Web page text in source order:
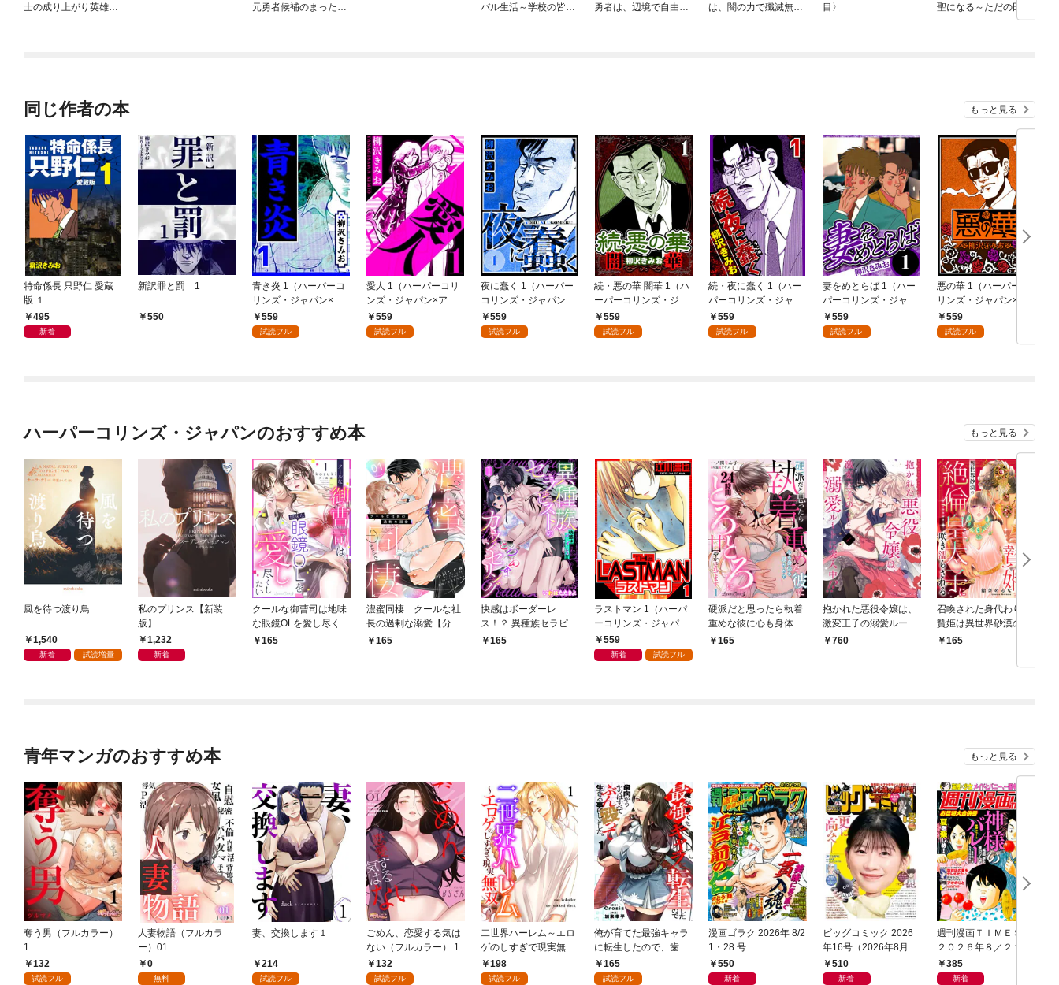
士の成り上がり英雄譚
元勇者候補のまったり
バル生活～学校の皆と
勇者は、辺境で自由に
は、闇の力で殲滅無双
目〉
聖になる～ただの田舎
の剣術師範だったの
同じ作者の本 もっと見る
特命係長 只野仁 愛蔵
版 １
495
新着
新訳罪と罰 1
550
青き炎 1（ハーパーコ
リンズ・ジャパン×ア
ルト出版）
559
試読フル
愛人 1（ハーパーコリ
ンズ・ジャパン×アル
ト出版）
559
試読フル
夜に蠢く 1（ハーパー
コリンズ・ジャパン×
アルト出版）
559
試読フル
続・悪の華 闇華 1（ハ
ーパーコリンズ・ジャ
パン×アルト出版）
559
試読フル
続・夜に蠢く 1（ハー
パーコリンズ・ジャパ
ン×アルト出版）
559
試読フル
妻をめとらば 1（ハー
パーコリンズ・ジャパ
ン×アルト出版）
559
試読フル
悪の華 1（ハーパーコ
リンズ・ジャパン×ア
ルト出版）
559
試読フル
ハーパーコリンズ・ジャパンのおすすめ本 もっと見る
風を待つ渡り鳥
1,540
新着 試読増量
私のプリンス【新装
版】
1,232
新着
クールな御曹司は地味
な眼鏡OLを愛し尽くし
たい【分冊版】 1話
165
濃蜜同棲 クールな社
長の過剰な溺愛【分冊
版】1話
165
快感はボーダーレ
ス！？ 異種族セラピス
トのとろあまカウンセ
165
ラストマン 1（ハーパ
ーコリンズ・ジャパン
×アルト出版）
559
新着 試読フル
硬派だと思ったら執着
重めな彼に心も身体も
暴かれて２４時間とろ
165
抱かれた悪役令嬢は、
激変王子の溺愛ルート
に突入中！？ 1【単
760
召喚された身代わりの
贄姫は異世界砂漠の絶
倫皇太子に咲き濡らさ
165
青年マンガのおすすめ本 もっと見る
奪う男（フルカラー）
1
132
試読フル
人妻物語（フルカラ
ー）01
0
無料
妻、交換します１
214
試読フル
ごめん、恋愛する気は
ない（フルカラー） 1
132
試読フル
二世界ハーレム～エロ
ゲのしすぎで現実無双
～１198
試読フル
俺が育てた最強キャラ
に転生したので、歯向
かうヤツはすべてぶん
殴って生きる事にしま
165
試読フル
漫画ゴラク 2026年 8/2
1・28 号
550
新着
ビッグコミック 2026
年16号（2026年8月7
日発売）
510
新着
週刊漫画ＴＩＭＥＳ
２０２６年８／２１・
２８合併号
385
新着